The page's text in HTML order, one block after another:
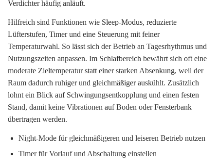
Verdichter häufig anläuft.
Hilfreich sind Funktionen wie Sleep-Modus, reduzierte
Lüfterstufen, Timer und eine Steuerung mit feiner
Temperaturwahl. So lässt sich der Betrieb an Tagesrhythmus und
Nutzungszeiten anpassen. Im Schlafbereich bewährt sich oft eine
moderate Zieltemperatur statt einer starken Absenkung, weil der
Raum dadurch ruhiger und gleichmäßiger auskühlt. Zusätzlich
lohnt ein Blick auf Schwingungsentkopplung und einen festen
Stand, damit keine Vibrationen auf Boden oder Fensterbank
übertragen werden.
Night-Mode für gleichmäßigeren und leiseren Betrieb nutzen
Timer für Vorlauf und Abschaltung einstellen